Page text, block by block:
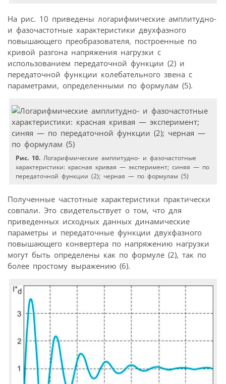
На рис. 10 приведены логарифмические амплитудно-
и фазочастотные характеристики двухфазного
повышающего преобразователя, построенные по
кривой разгона напряжения нагрузки с
использованием передаточной функции (2) и
передаточной функции колебательного звена с
параметрами, определенными по формулам (5).
Рис. 10. Логарифмические амплитудно- и фазочастотные
характеристики: красная кривая — эксперимент; синяя — по
передаточной функции (2); черная — по формулам (5)
Полученные частотные характеристики практически
совпали. Это свидетельствует о том, что для
приведенных исходных данных динамические
параметры и передаточные функции двухфазного
повышающего конвертера по напряжению нагрузки
могут быть определены как по формуле (2), так по
более простому выражению (6).